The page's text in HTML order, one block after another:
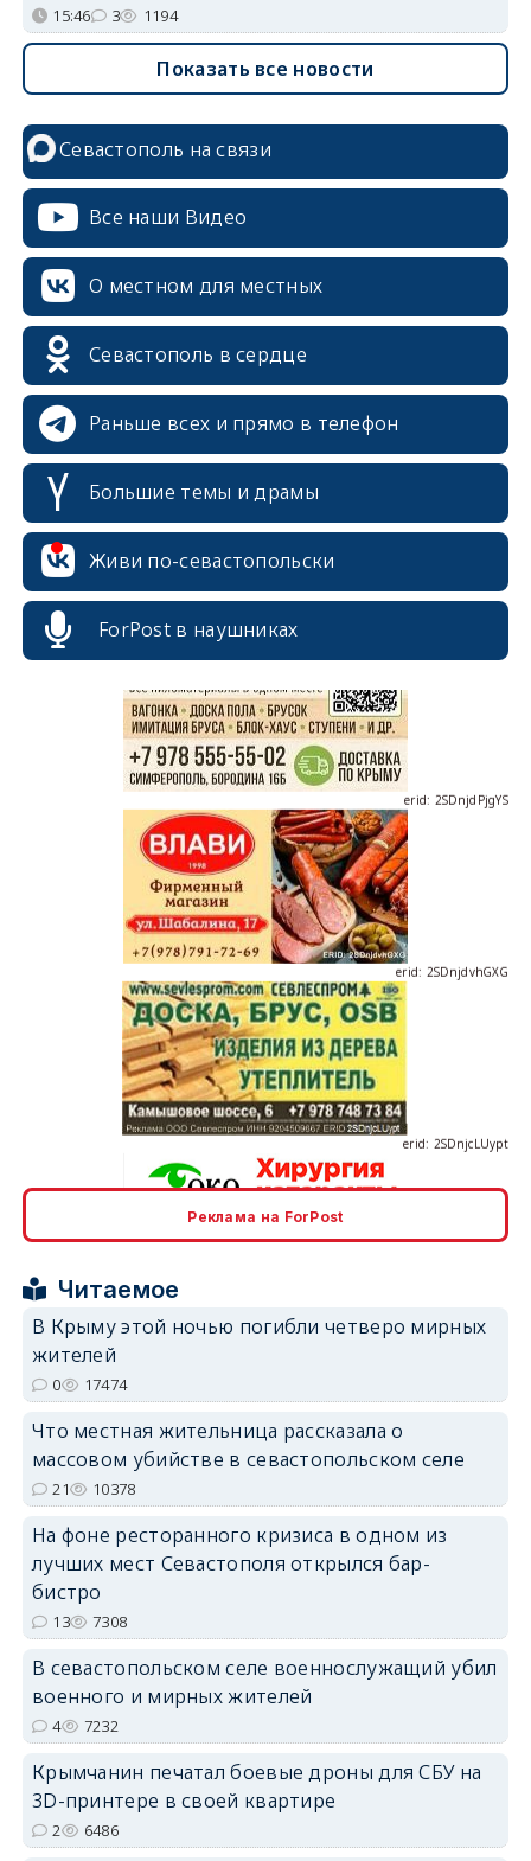
15:46 3 1194
Показать все новости
Севастополь на связи
Все наши Видео
О местном для местных
Севастополь в сердце
Раньше всех и прямо в телефон
Большие темы и драмы
Живи по-севастопольски
ForPost в наушниках
erid: 2SDnjdPjgYS
erid: 2SDnjdvhGXG
erid: 2SDnjcrDNw6
Реклама на ForPost
Читаемое
В Крыму этой ночью погибли четверо мирных
жителей
0 17474
Что местная жительница рассказала о
массовом убийстве в севастопольском селе
21 10378
На фоне ресторанного кризиса в одном из
лучших мест Севастополя открылся бар-
бистро
13 7308
В севастопольском селе военнослужащий убил
военного и мирных жителей
4 7232
Крымчанин печатал боевые дроны для СБУ на
3D-принтере в своей квартире
2 6486